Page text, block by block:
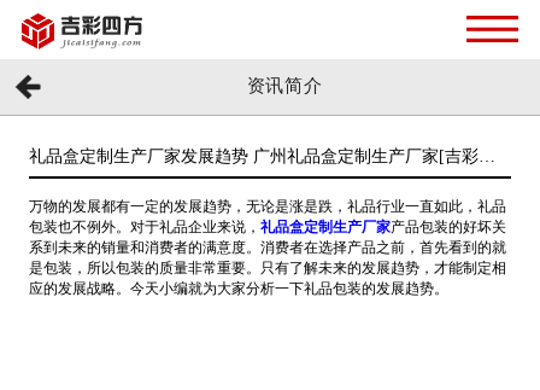
资讯简介
礼品盒定制生产厂家发展趋势 广州礼品盒定制生产厂家[吉彩四
万物的发展都有一定的发展趋势，无论是涨是跌，礼品行业一直如此，礼品
包装也不例外。对于礼品企业来说， 礼品盒定制生产厂家产品包装的好坏关
系到未来的销量和消费者的满意度。消费者在选择产品之前，首先看到的就
是包装，所以包装的质量非常重要。只有了解未来的发展趋势，才能制定相
应的发展战略。今天小编就为大家分析一下礼品包装的发展趋势。